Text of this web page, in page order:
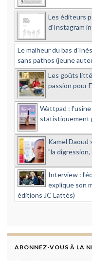
Les éditeurs
d'Instagram
Le malheur du bas
sans pathos (jeune
Les goûts
passion pour
Wattpad :
statistiquement
Kamel Daoud
"la digression,
Interview :
explique son
éditions JC Lattès)
ABONNEZ-VOUS À LA